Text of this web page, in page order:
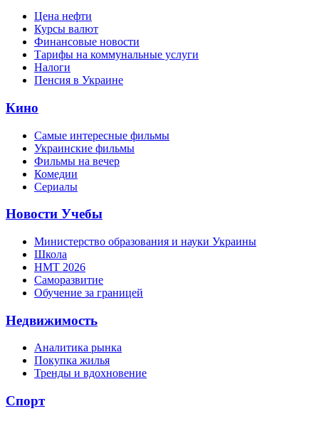
Цена нефти
Курсы валют
Финансовые новости
Тарифы на коммунальные услуги
Налоги
Пенсия в Украине
Кино
Самые интересные фильмы
Украинские фильмы
Фильмы на вечер
Комедии
Сериалы
Новости Учебы
Министерство образования и науки Украины
Школа
НМТ 2026
Саморазвитие
Обучение за границей
Недвижимость
Аналитика рынка
Покупка жилья
Тренды и вдохновение
Спорт